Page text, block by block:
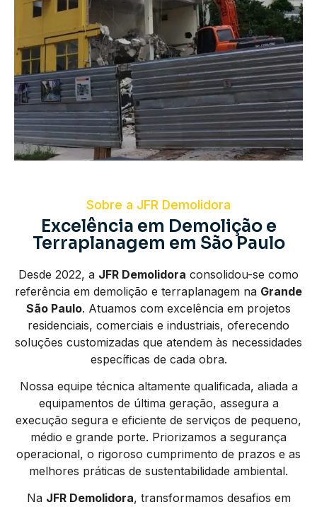
Sobre a JFR Demolidora
Excelência em Demolição e
Terraplanagem em São Paulo
Desde 2022, a JFR Demolidora consolidou-se como
referência em demolição e terraplanagem na Grande
São Paulo. Atuamos com excelência em projetos
residenciais, comerciais e industriais, oferecendo
soluções customizadas que atendem às necessidades
específicas de cada obra.
Nossa equipe técnica altamente qualificada, aliada a
equipamentos de última geração, assegura a
execução segura e eficiente de serviços de pequeno,
médio e grande porte. Priorizamos a segurança
operacional, o rigoroso cumprimento de prazos e as
melhores práticas de sustentabilidade ambiental.
Na JFR Demolidora, transformamos desafios em